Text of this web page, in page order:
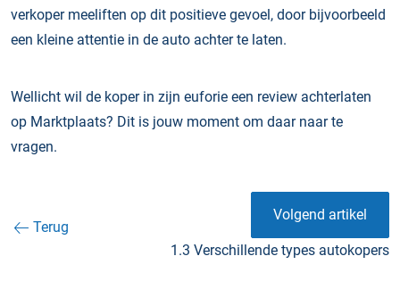
verkoper meeliften op dit positieve gevoel, door bijvoorbeeld
een kleine attentie in de auto achter te laten.
Wellicht wil de koper in zijn euforie een review achterlaten
op Marktplaats? Dit is jouw moment om daar naar te
vragen.
Terug
Volgend artikel
1.3 Verschillende types autokopers